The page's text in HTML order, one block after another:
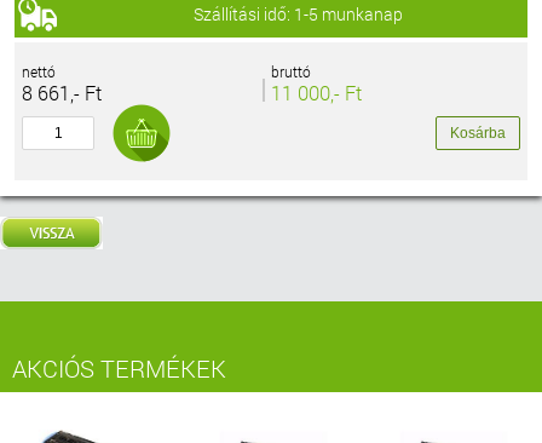
Szállítási idő: 1-5 munkanap
nettó
8 661,- Ft
bruttó
11 000,- Ft
AKCIÓS TERMÉKEK